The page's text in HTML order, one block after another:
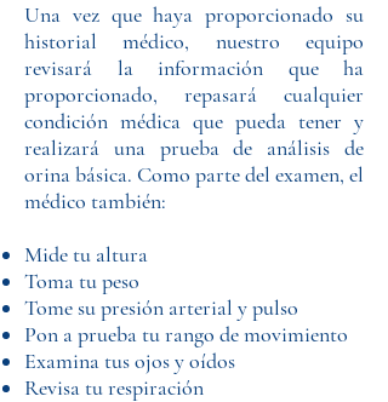
Una vez que haya proporcionado su
historial médico, nuestro equipo
revisará la información que ha
proporcionado, repasará cualquier
condición médica que pueda tener y
realizará una prueba de análisis de
orina básica. Como parte del examen, el
médico también:
Mide tu altura
Toma tu peso
Tome su presión arterial y pulso
Pon a prueba tu rango de movimiento
Examina tus ojos y oídos
Revisa tu respiración